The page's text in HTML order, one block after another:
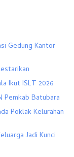
Gedung Kantor
Ikut ISLT 2026
Pemkab Batubara
Poklak Kelurahan
Jadi Kunci